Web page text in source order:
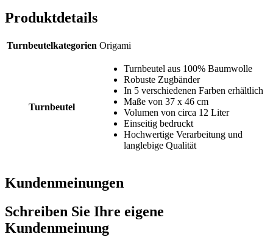
Produktdetails
Turnbeutelkategorien Origami
Turnbeutel
Turnbeutel aus 100% Baumwolle
Robuste Zugbänder
In 5 verschiedenen Farben erhältlich
Maße von 37 x 46 cm
Volumen von circa 12 Liter
Einseitig bedruckt
Hochwertige Verarbeitung und
langlebige Qualität
Kundenmeinungen
Schreiben Sie Ihre eigene
Kundenmeinung